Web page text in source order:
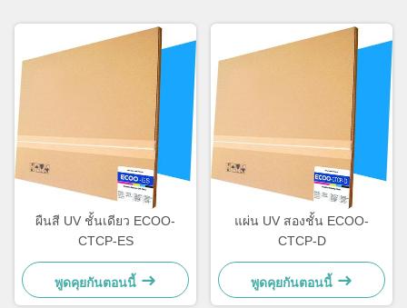
ผืนสี UV ชั้นเดียว ECOO-
CTCP-ES
พูดคุยกันตอนนี้
แผ่น UV สองชั้น ECOO-
CTCP-D
พูดคุยกันตอนนี้